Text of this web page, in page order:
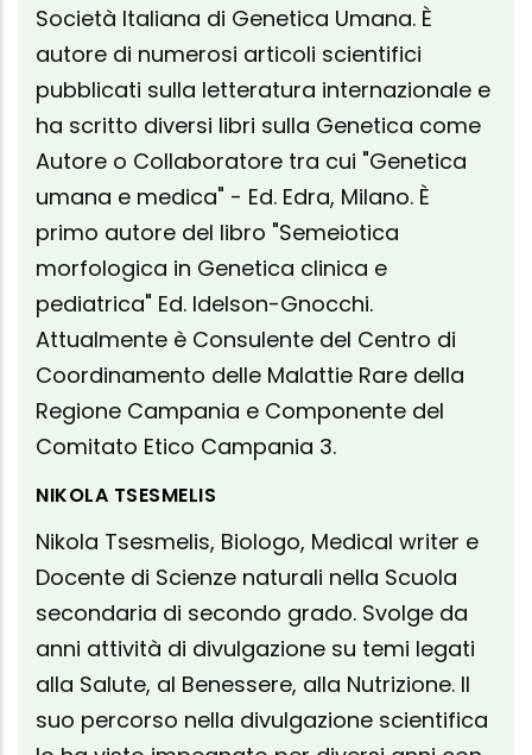
Società Italiana di Genetica Umana. È
autore di numerosi articoli scientifici
pubblicati sulla letteratura internazionale e
ha scritto diversi libri sulla Genetica come
Autore o Collaboratore tra cui "Genetica
umana e medica" - Ed. Edra, Milano. È
primo autore del libro "Semeiotica
morfologica in Genetica clinica e
pediatrica" Ed. Idelson-Gnocchi.
Attualmente è Consulente del Centro di
Coordinamento delle Malattie Rare della
Regione Campania e Componente del
Comitato Etico Campania 3.
NIKOLA TSESMELIS
Nikola Tsesmelis, Biologo, Medical writer e
Docente di Scienze naturali nella Scuola
secondaria di secondo grado. Svolge da
anni attività di divulgazione su temi legati
alla Salute, al Benessere, alla Nutrizione. Il
suo percorso nella divulgazione scientifica